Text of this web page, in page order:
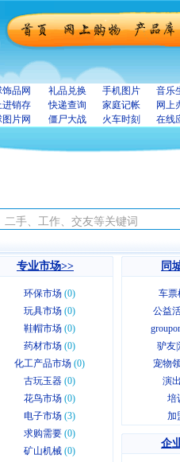
品网 礼品兑换 手机图片
音乐
进销存 快递查询 家庭记帐
网上
片网 僵尸大战 火车时刻 在线
专业市场>>
环保市场 (0)
玩具市场 (0)
鞋帽市场 (0)
药材市场 (0)
化工产品市场 (0)
古玩玉器 (0)
花鸟市场 (0)
电子市场 (3)
求购需要 (0)
矿山机械 (0)
同
车票
公益
驴友|
宠物
演
培
加
企